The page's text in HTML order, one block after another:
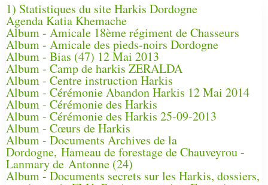
1) Statistiques du site Harkis Dordogne
Agenda Katia Khemache
Album - Amicale 18ème régiment de Chasseurs
Album - Amicale des pieds-noirs Dordogne
Album - Bias (47) 12 Mai 2013
Album - Camp de harkis ZERALDA
Album - Centre instruction Harkis
Album - Cérémonie Abandon Harkis 12 Mai 2014
Album - Cérémonie des Harkis
Album - Cérémonie des Harkis 25-09-2013
Album - Cœurs de Harkis
Album - Documents Archives de la
Dordogne, Hameau de forestage de Chauveyrou -
Lanmary de Antonne (24)
Album - Documents secrets sur les Harkis, dossiers,